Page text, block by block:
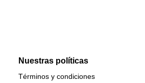
Nuestras políticas
Términos y condiciones